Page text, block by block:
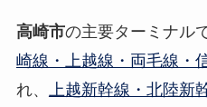
高崎市の主要ターミナル
崎線・上越線・両毛線・
れ、 上越新幹線・北陸新